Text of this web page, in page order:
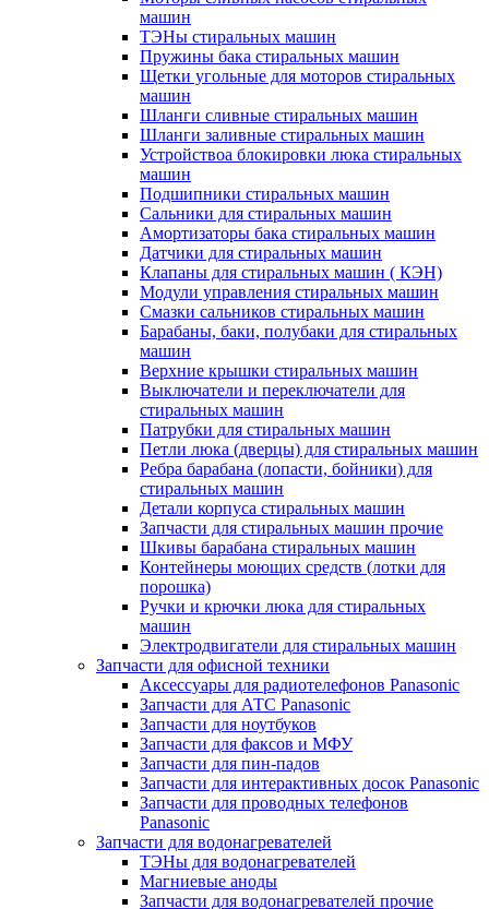
машин
ТЭНы стиральных машин
Пружины бака стиральных машин
Щетки угольные для моторов стиральных
машин
Шланги сливные стиральных машин
Шланги заливные стиральных машин
Устройствоа блокировки люка стиральных
машин
Подшипники стиральных машин
Сальники для стиральных машин
Амортизаторы бака стиральных машин
Датчики для стиральных машин
Клапаны для стиральных машин ( КЭН)
Модули управления стиральных машин
Смазки сальников стиральных машин
Барабаны, баки, полубаки для стиральных
машин
Верхние крышки стиральных машин
Выключатели и переключатели для
стиральных машин
Патрубки для стиральных машин
Петли люка (дверцы) для стиральных машин
Ребра барабана (лопасти, бойники) для
стиральных машин
Детали корпуса стиральных машин
Запчасти для стиральных машин прочие
Шкивы барабана стиральных машин
Контейнеры моющих средств (лотки для
порошка)
Ручки и крючки люка для стиральных
машин
Электродвигатели для стиральных машин
Запчасти для офисной техники
Аксессуары для радиотелефонов Panasonic
Запчасти для АТС Panasonic
Запчасти для ноутбуков
Запчасти для факсов и МФУ
Запчасти для пин-падов
Запчасти для интерактивных досок Panasonic
Запчасти для проводных телефонов
Panasonic
Запчасти для водонагревателей
ТЭНы для водонагревателей
Магниевые аноды
Запчасти для водонагревателей прочие